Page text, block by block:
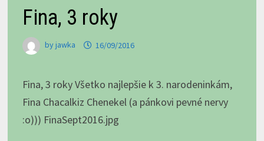
Fina, 3 roky
byjawka 16/09/2016
Fina, 3 roky Všetko najlepšie k 3. narodeninkám,
Fina Chacalkiz Chenekel (a pánkovi pevné nervy
:o))) FinaSept2016.jpg